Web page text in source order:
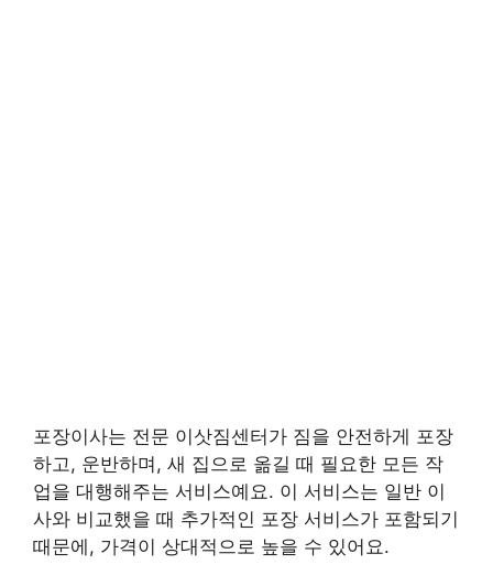
포장이사는 전문 이삿짐센터가 짐을 안전하게 포장
하고, 운반하며, 새 집으로 옮길 때 필요한 모든 작
업을 대행해주는 서비스예요. 이 서비스는 일반 이
사와 비교했을 때 추가적인 포장 서비스가 포함되기
때문에, 가격이 상대적으로 높을 수 있어요.